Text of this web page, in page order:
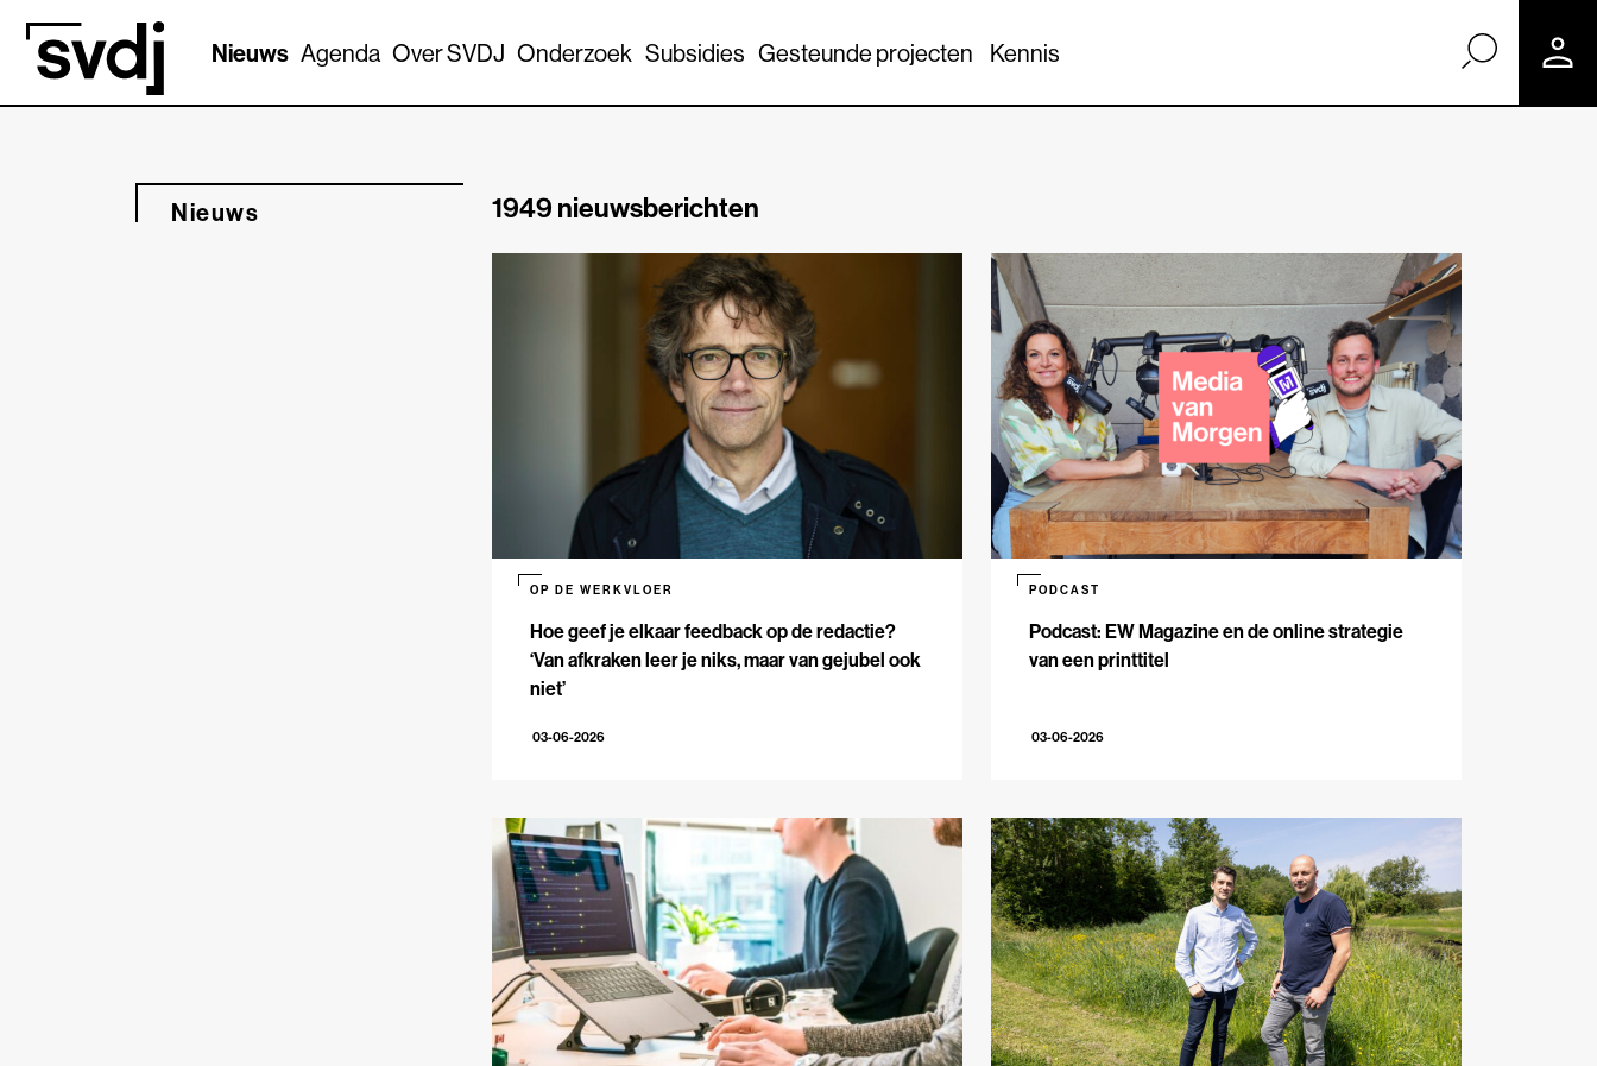
Naar hoofdinhoud
Nieuws Agenda Over SVDJ Onderzoek Subsidies Gesteunde projecten Kennis
Nieuws 1949 nieuwsberichten
Hoe geef je elkaar feedback op de redactie?
‘Van afkraken leer je niks, maar van gejubel ook
niet’
OP DE WERKVLOER
03-06-2026
Podcast: EW Magazine en de online strategie
van een printtitel
PODCAST
03-06-2026